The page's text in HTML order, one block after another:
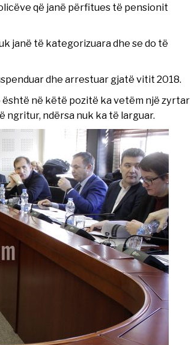
që janë përfitues të pensionit
janë të kategorizuara dhe se do të
dhe arrestuar gjatë vitit 2018.
është në këtë pozitë ka vetëm një zyrtar
ngritur, ndërsa nuk ka të larguar.